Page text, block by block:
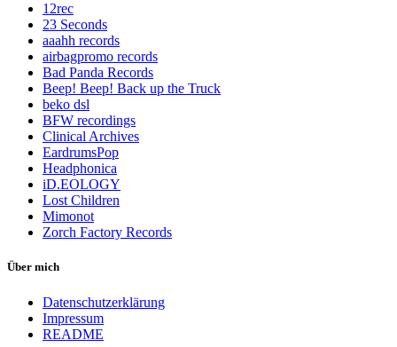
12rec
23 Seconds
aaahh records
airbagpromo records
Bad Panda Records
Beep! Beep! Back up the Truck
beko dsl
BFW recordings
Clinical Archives
EardrumsPop
Headphonica
iD.EOLOGY
Lost Children
Mimonot
Zorch Factory Records
Über mich
Datenschutzerklärung
Impressum
README